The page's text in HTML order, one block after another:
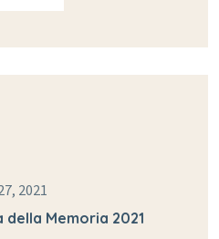
2021
Memoria 2021